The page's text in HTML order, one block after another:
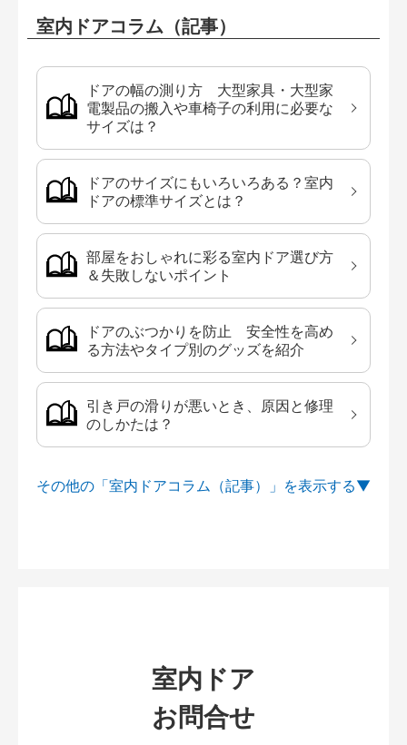
室内ドアコラム（記事）
ドアの幅の測り方 大型家具・大型家
電製品の搬入や車椅子の利用に必要な
サイズは？
ドアのサイズにもいろいろある？室内
ドアの標準サイズとは？
部屋をおしゃれに彩る室内ドア選び方
＆失敗しないポイント
ドアのぶつかりを防止 安全性を高め
る方法やタイプ別のグッズを紹介
引き戸の滑りが悪いとき、原因と修理
のしかたは？
その他の「室内ドアコラム（記事）」を
室内ドア
お問合せ